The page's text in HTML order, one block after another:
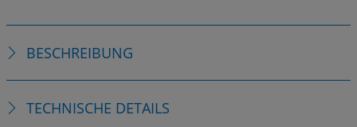
BESCHREIBUNG
TECHNISCHE DETAILS